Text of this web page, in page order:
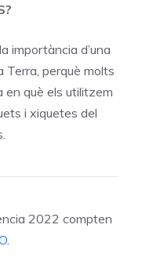
importància d’una
Terra, perquè molts
en què els utilitzem
i xiquetes del
2022 compten
.